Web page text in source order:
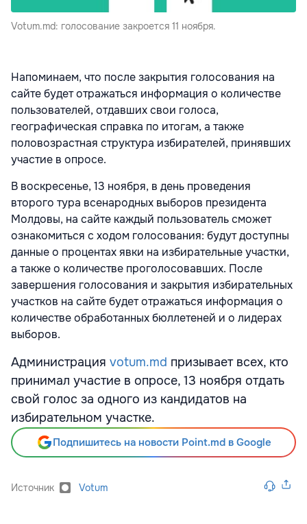
Votum.md: голосование закроется 11 ноября.
Напоминаем, что после закрытия голосования на
сайте будет отражаться информация о количестве
пользователей, отдавших свои голоса,
географическая справка по итогам, а также
половозрастная структура избирателей, принявших
участие в опросе.
В воскресенье, 13 ноября, в день проведения
второго тура всенародных выборов президента
Молдовы, на сайте каждый пользователь сможет
ознакомиться с ходом голосования: будут доступны
данные о процентах явки на избирательные участки,
а также о количестве проголосовавших. После
завершения голосования и закрытия избирательных
участков на сайте будет отражаться информация о
количестве обработанных бюллетеней и о лидерах
выборов.
Администрация votum.md призывает всех, кто
принимал участие в опросе, 13 ноября отдать
свой голос за одного из кандидатов на
избирательном участке.
Подпишитесь на новости Point.md в Google
Источник Votum